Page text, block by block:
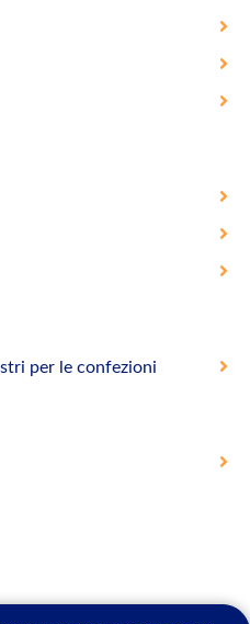
per le confezioni